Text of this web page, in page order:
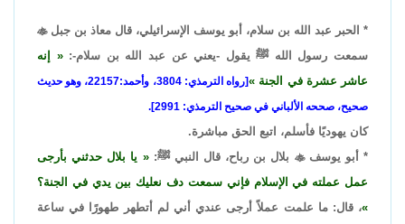
* الحبر عبد الله بن سلام، أبو يوسف الإسرائيلي، قال معاذ بن جبل
سمعت رسول الله ﷺ يقول -يعني عن عبد الله بن سلام-:
إنه
عاشر عشرة في الجنة
[رواه الترمذي: 3804، وأحمد:22157، وهو حديث
صحيح، صححه الألباني في صحيح الترمذي: 2991].
كان يهوديًا فأسلم، اتبع الحق مباشرة.
* أبو يوسف بلال بن رباح، قال النبي ﷺ:
يا بلال حدثني بأرجى
عمل عملته في الإسلام فإني سمعت دف نعليك بين يدي في الجنة؟
، قال: ما علمت عملاً أرجى عندي أني لم أتطهر طهورًا في ساعة